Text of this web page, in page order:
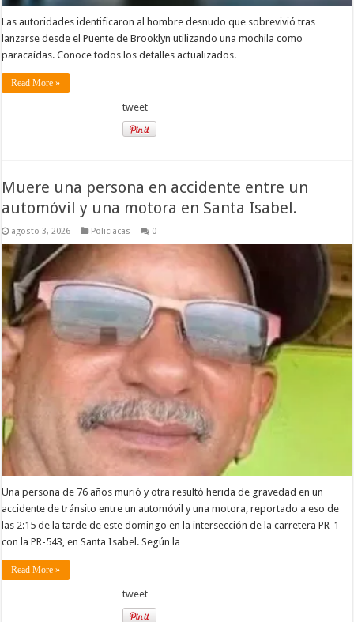
Las autoridades identificaron al hombre desnudo que sobrevivió tras
lanzarse desde el Puente de Brooklyn utilizando una mochila como
paracaídas. Conoce todos los detalles actualizados.
Read More »
tweet
Muere una persona en accidente entre un
automóvil y una motora en Santa Isabel.
agosto 3, 2026 Policiacas 0
Una persona de 76 años murió y otra resultó herida de gravedad en un
accidente de tránsito entre un automóvil y una motora, reportado a eso de
las 2:15 de la tarde de este domingo en la intersección de la carretera PR-1
con la PR-543, en Santa Isabel. Según la …
Read More »
tweet